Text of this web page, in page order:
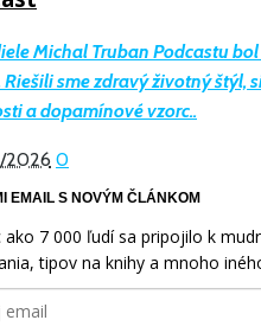
Michal Truban Podcastu
Riešili sme zdravý životný štýl,
a dopamínové vzorc..
2026 0
EMAIL S NOVÝM ČLÁNKOM
ako 7 000 ľudí sa pripojilo k
tipov na knihy a mnoho